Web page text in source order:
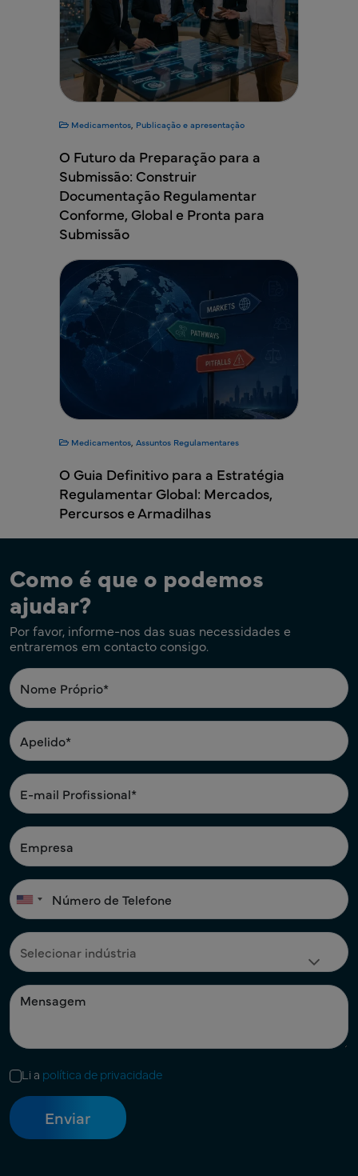
Medicamentos, Publicação e apresentação
O Futuro da Preparação para a
Submissão: Construir
Documentação Regulamentar
Conforme, Global e Pronta para
Submissão
Medicamentos, Assuntos Regulamentares
O Guia Definitivo para a Estratégia
Regulamentar Global: Mercados,
Percursos e Armadilhas
Como é que o podemos
ajudar?
Por favor, informe-nos das suas necessidades e
entraremos em contacto consigo.
Li a política de privacidade